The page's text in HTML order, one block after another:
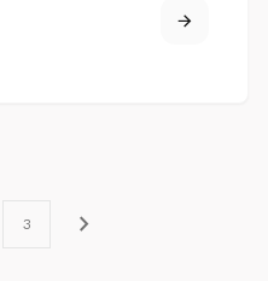
3 chevron_right